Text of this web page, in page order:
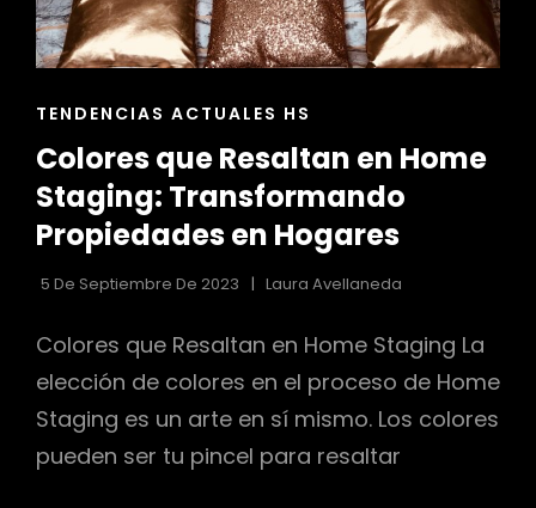
ENLACES
LAS
CATEGORÍAS
TENDENCIAS ACTUALES HS
Colores que Resaltan en Home
Staging: Transformando
Propiedades en Hogares
5 De Septiembre De 2023 Laura Avellaneda
Colores que Resaltan en Home Staging La
elección de colores en el proceso de Home
Staging es un arte en sí mismo. Los colores
pueden ser tu pincel para resaltar